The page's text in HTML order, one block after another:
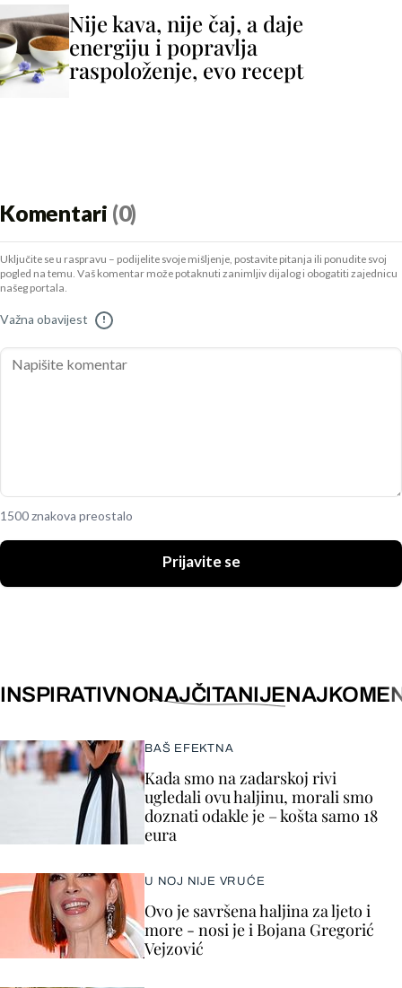
Nije kava, nije čaj, a daje
energiju i popravlja
raspoloženje, evo recept
Komentari (0)
Uključite se u raspravu – podijelite svoje mišljenje, postavite pitanja ili ponudite svoj
pogled na temu. Vaš komentar može potaknuti zanimljiv dijalog i obogatiti zajednicu
našeg portala.
Važna obavijest !
1500 znakova preostalo
Prijavite se
INSPIRATIVNONAJČITANIJE
BAŠ EFEKTNA
Kada smo na zadarskoj rivi
ugledali ovu haljinu, morali smo
doznati odakle je – košta samo 18
eura
U NOJ NIJE VRUĆE
Ovo je savršena haljina za ljeto i
more - nosi je i Bojana Gregorić
Vejzović